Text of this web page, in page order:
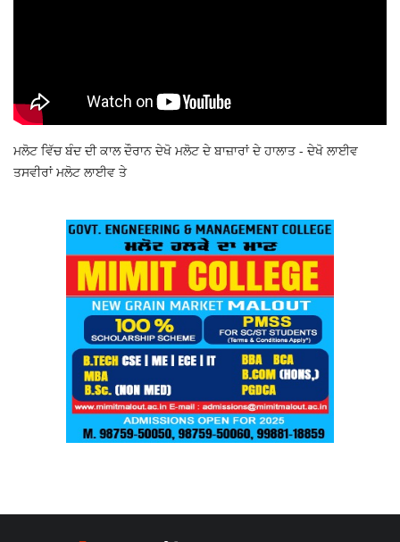
ਮਲੋਟ ਵਿੱਚ ਬੰਦ ਦੀ ਕਾਲ ਦੌਰਾਨ ਦੇਖੋ ਮਲੋਟ ਦੇ ਬਾਜ਼ਾਰਾਂ ਦੇ ਹਾਲਾਤ - ਦੇਖੋ ਲਾਈਵ
ਤਸਵੀਰਾਂ ਮਲੋਟ ਲਾਈਵ ਤੇ